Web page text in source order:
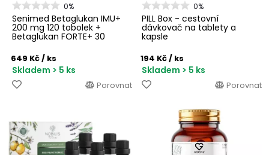
0%
Senimed Betaglukan IMU+
200 mg 120 tobolek +
Betaglukan FORTE+ 30
tobolek
649 Kč/ ks
Skladem > 5 ks
Porovnat
0%
PILL Box - cestovní
dávkovač na tablety a
kapsle
194 Kč/ ks
Skladem > 5 ks
Porovnat